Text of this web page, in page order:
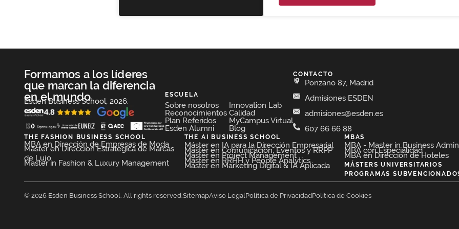
Formamos a los líderes
que marcan la diferencia
en el mundo
Esden Business School, 2026.
ESCUELA
Sobre nosotros
Innovation Lab
Reconocimientos Calidad
Plan Referidos
MyCampus Virtual
Esden Alumni
Blog
CONTACTO
Ponzano 87, Madrid
Admisiones ESDEN
admisiones@esden.es
607 66 66 88
THE FASHION BUSINESS SCHOOL​
MBA en Dirección de Empresas de Moda​
Máster en Dirección Estratégica de Marcas
de Lujo
Master in Fashion & Luxury Management
THE AI BUSINESS SCHOOL
Máster en IA para la Dirección Empresarial​
Máster en Comunicación, Eventos y RRPP​
Máster en Project Management​
Máster en RRHH y People Analytics​
Máster en Marketing Digital & IA Aplicada​
MBAS
MBA - Master in Business
MBA con Especialidad
MBA en Dirección de Hoteles​
MÁSTERS UNIVERSITARIOS
PROGRAMAS
© 2026 Esden Business School. All rights reserved. SitemapAviso LegalPolítica de Privacidad Política de Cookies